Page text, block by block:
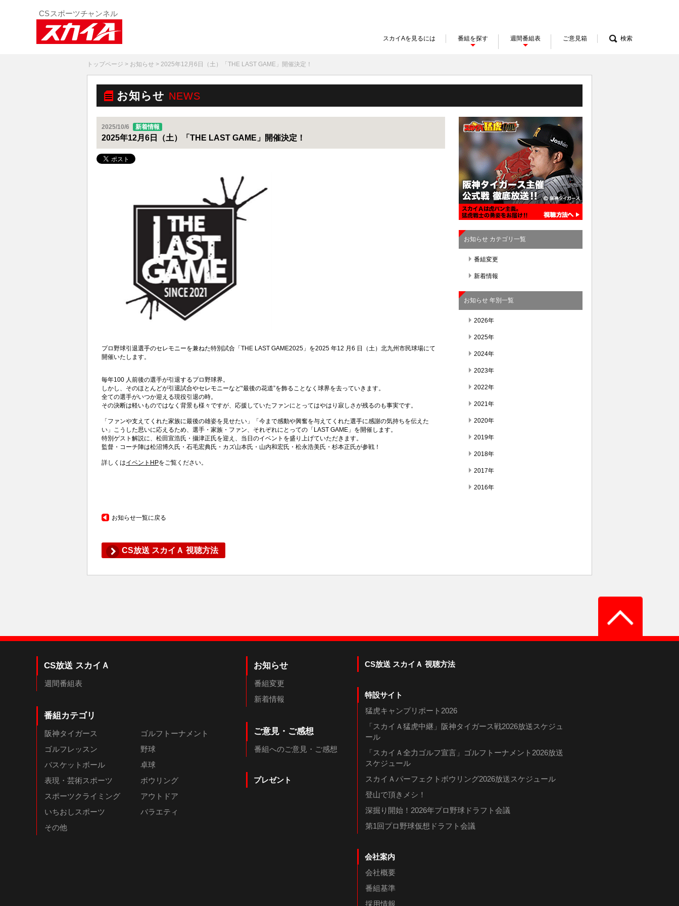
スカイAを見るには 番組を探す 週間番組表 ご意見箱 検索
トップページ > お知らせ > 2025年12月6日（土）「THE LAST GAME」開催決定！
お知らせ NEWS
2025/10/6 新着情報
2025年12月6日（土）「THE LAST GAME」開催決定！
プロ野球引退選手のセレモニーを兼ねた特別試合「THE LAST GAME2025」を2025 年12 月6 日（土）北九州市民球場にて
開催いたします。
毎年100 人前後の選手が引退するプロ野球界。
しかし、そのほとんどが引退試合やセレモニーなど“最後の花道”を飾ることなく球界を去っていきます。
全ての選手がいつか迎える現役引退の時。
その決断は軽いものではなく背景も様々ですが、応援していたファンにとってはやはり寂しさが残るのも事実です。
「ファンや支えてくれた家族に最後の雄姿を見せたい」「今まで感動や興奮を与えてくれた選手に感謝の気持ちを伝えた
い」こうした思いに応えるため、選手・家族・ファン、それぞれにとっての「LAST GAME」を開催します。
特別ゲスト解説に、松田宣浩氏・攝津正氏を迎え、当日のイベントを盛り上げていただきます。
監督・コーチ陣は松沼博久氏・石毛宏典氏・カズ山本氏・山内和宏氏・松永浩美氏・杉本正氏が参戦！
詳しくはイベントHPをご覧ください。
お知らせ一覧に戻る
CS放送 スカイＡ 視聴方法
お知らせ カテゴリ一覧
番組変更
新着情報
お知らせ 年別一覧
2026年
2025年
2024年
2023年
2022年
2021年
2020年
2019年
2018年
2017年
2016年
CS放送 スカイＡ
週間番組表
番組カテゴリ
阪神タイガース
ゴルフトーナメント
ゴルフレッスン
野球
バスケットボール
卓球
表現・芸術スポーツ
ボウリング
スポーツクライミング
アウトドア
いちおしスポーツ
バラエティ
その他
お知らせ
番組変更
新着情報
ご意見・ご感想
番組へのご意見・ご感想
プレゼント
CS放送 スカイＡ 視聴方法
特設サイト
猛虎キャンプリポート2026
「スカイＡ猛虎中継」阪神タイガース戦2026放送スケジュ
ール
「スカイＡ全力ゴルフ宣言」ゴルフトーナメント2026放送
スケジュール
スカイＡパーフェクトボウリング2026放送スケジュール
登山で頂きメシ！
深掘り開始！2026年プロ野球ドラフト会議
第1回プロ野球仮想ドラフト会議
会社案内
会社概要
番組基準
採用情報